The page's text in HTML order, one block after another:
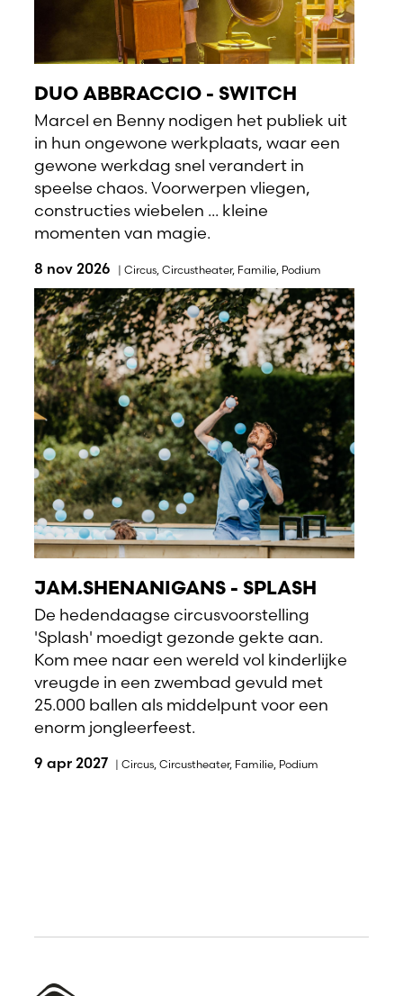
DUO ABBRACCIO - SWITCH
Marcel en Benny nodigen het publiek uit
in hun ongewone werkplaats, waar een
gewone werkdag snel verandert in
speelse chaos. Voorwerpen vliegen,
constructies wiebelen ... kleine
momenten van magie.
8 nov 2026 | Circus, Circustheater, Familie, Podium
JAM.SHENANIGANS - SPLASH
De hedendaagse circusvoorstelling
'Splash' moedigt gezonde gekte aan.
Kom mee naar een wereld vol kinderlijke
vreugde in een zwembad gevuld met
25.000 ballen als middelpunt voor een
enorm jongleerfeest.
9 apr 2027 | Circus Circustheater, Familie Podium